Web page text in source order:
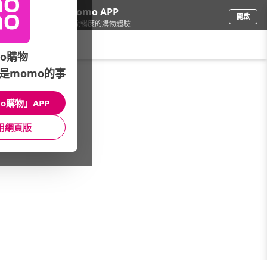
下載momo APP
給你3倍流暢度的購物體驗
開啟
母嬰玩具/玩具/體能玩具
館長推薦 月銷量
購物
momo的事
購物」APP
網頁版